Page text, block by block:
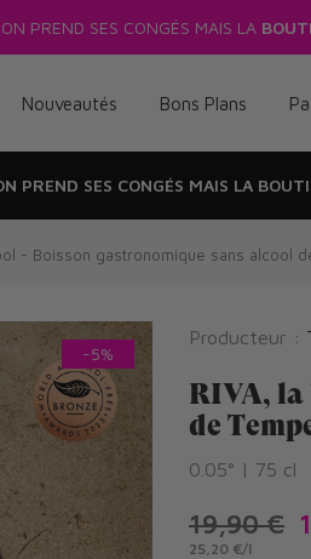
PREND SES CONGÉS MAIS LA
Nouveautés Bons Plans
PREND SES CONGÉS MAIS LA
- Boisson gastronomique sans alcool
-5%
Producteur :
RIVA, la
de
0.05° | 75 cl
19,90 €
25,20 €/l